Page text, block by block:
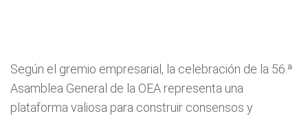
Según el gremio empresarial, la celebración de la 56.ª
Asamblea General de la OEA representa una
plataforma valiosa para construir consensos y